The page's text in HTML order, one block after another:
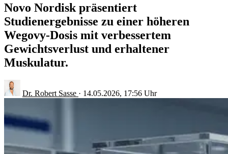
Novo Nordisk präsentiert
Studienergebnisse zu einer höheren
Wegovy-Dosis mit verbessertem
Gewichtsverlust und erhaltener
Muskulatur.
Dr. Robert Sasse · 14.05.2026, 17:56 Uhr